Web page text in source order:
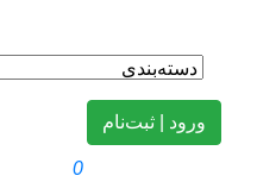
ورود | ثبت‌نام